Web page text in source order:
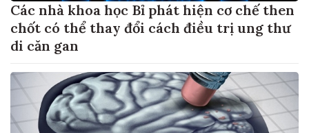
Các nhà khoa học Bỉ phát hiện cơ chế then
chốt có thể thay đổi cách điều trị ung thư
di căn gan